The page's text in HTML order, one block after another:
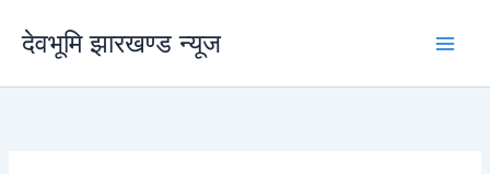
content
देवभूमि झारखण्ड न्यूज